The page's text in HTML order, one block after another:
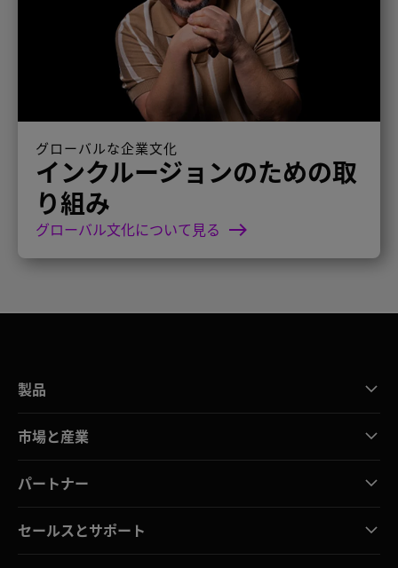
グローバルな企業文化
インクルージョンのための取
り組み
グローバル文化について見る
製品
市場と産業
パートナー
セールスとサポート